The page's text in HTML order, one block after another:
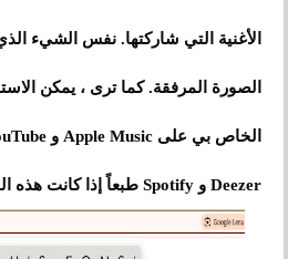
الأغنية التي شاركتها. نفس الشيء
الصورة المرفقة. كما ترى ، يمكن
Deezer و Spotify طبعاً إذا كانت هذه الخدمات متاحة في بلدك.